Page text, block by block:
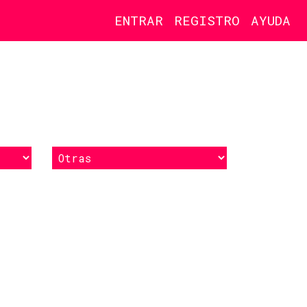
ENTRAR REGISTRO AYUDA